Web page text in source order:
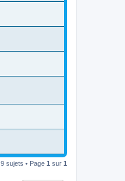
9 sujets • Page 1 sur 1